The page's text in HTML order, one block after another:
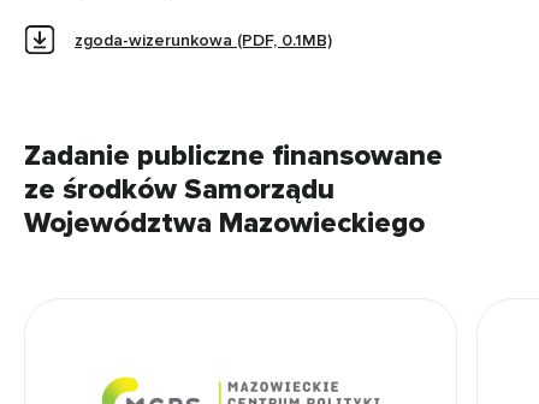
zgoda-wizerunkowa (PDF, 0.1MB)
Zadanie publiczne finansowane
ze środków Samorządu
Województwa Mazowieckiego